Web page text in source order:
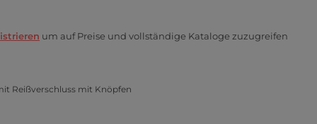
um auf Preise und vollständige Kataloge zuzugreifen
Reißverschluss mit Knöpfen